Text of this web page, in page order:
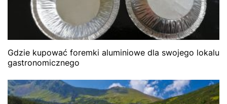
Gdzie kupować foremki aluminiowe dla swojego lokalu
gastronomicznego